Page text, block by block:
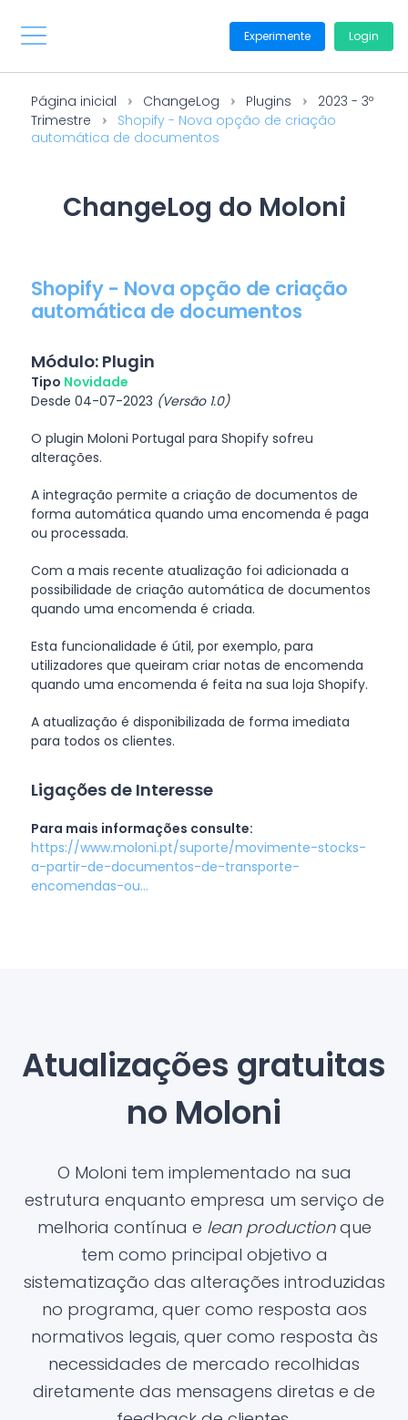
Experimente Login
Página inicial ChangeLog Plugins
2023 - 3º
Trimestre
Shopify - Nova opção de criação
automática de documentos
ChangeLog do Moloni
Shopify - Nova opção de criação
automática de documentos
Módulo: Plugin
Tipo Novidade
Desde 04-07-2023 (Versão 1.0)
O plugin Moloni Portugal para Shopify sofreu
alterações.
A integração permite a criação de documentos de
forma automática quando uma encomenda é paga
ou processada.
Com a mais recente atualização foi adicionada a
possibilidade de criação automática de documentos
quando uma encomenda é criada.
Esta funcionalidade é útil, por exemplo, para
utilizadores que queiram criar notas de encomenda
quando uma encomenda é feita na sua loja Shopify.
A atualização é disponibilizada de forma imediata
para todos os clientes.
Ligações de Interesse
Para mais informações consulte:
https://www.moloni.pt/suporte/movimente-stocks-
a-partir-de-documentos-de-transporte-
encomendas-ou...
Atualizações gratuitas
no Moloni
O Moloni tem implementado na sua
estrutura enquanto empresa um serviço de
melhoria contínua e lean productionque
tem como principal objetivo a
sistematização das alterações introduzidas
no programa, quer como resposta aos
normativos legais, quer como resposta às
necessidades de mercado recolhidas
diretamente das mensagens diretas e de